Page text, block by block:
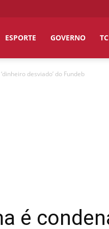
ESPORTE GOVERNO
desviado’ do Fundeb
é